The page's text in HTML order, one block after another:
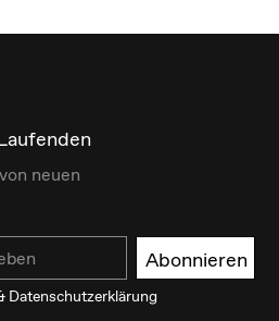
neuen
Abonnieren
Datenschutzerklärung